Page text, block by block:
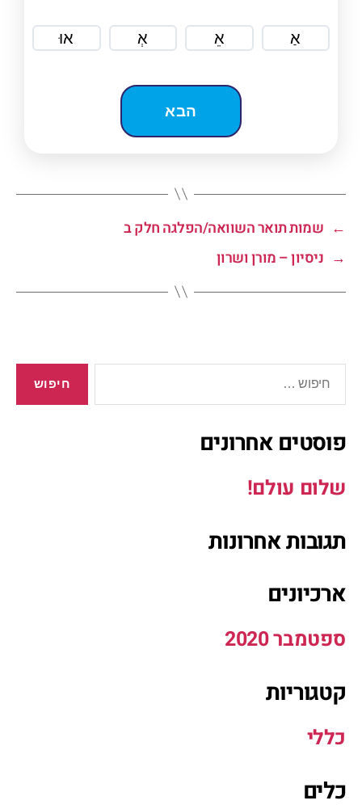
אַ אֵ אְ אוּ
← שמות תואר השוואה/הפלגה חלק ב
→ ניסיון – מורן ושרון
פוסטים אחרונים
שלום עולם!
תגובות אחרונות
ארכיונים
ספטמבר 2020
קטגוריות
כללי
כלים